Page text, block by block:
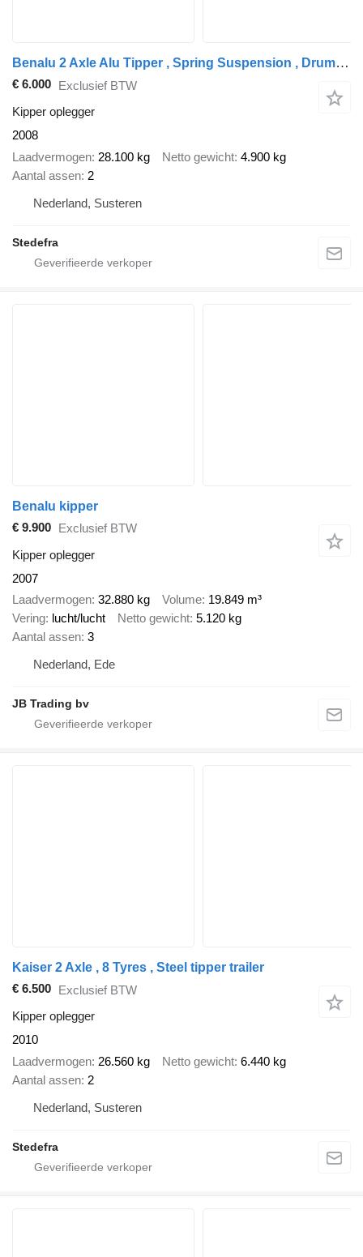
Benalu 2 Axle Alu Tipper , Spring Suspension , Drum Brakes
€ 6.000 Exclusief BTW
Kipper oplegger
2008
Laadvermogen 28.100 kg Netto gewicht 4.900 kg
Aantal assen 2
Nederland, Susteren
Stedefra
Benalu kipper
€ 9.900 Exclusief BTW
Kipper oplegger
2007
Laadvermogen 32.880 kg Volume 19.849 m³
Vering lucht/lucht Netto gewicht 5.120 kg
Aantal assen 3
Nederland, Ede
JB Trading bv
Kaiser 2 Axle , 8 Tyres , Steel tipper trailer
€ 6.500 Exclusief BTW
Kipper oplegger
2010
Laadvermogen 26.560 kg Netto gewicht 6.440 kg
Aantal assen 2
Nederland, Susteren
Stedefra